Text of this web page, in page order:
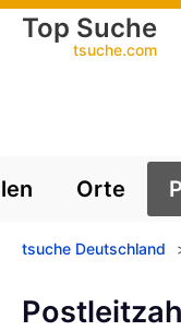
Top Suche
tsuche.com
Orte
tsuche Deutschland